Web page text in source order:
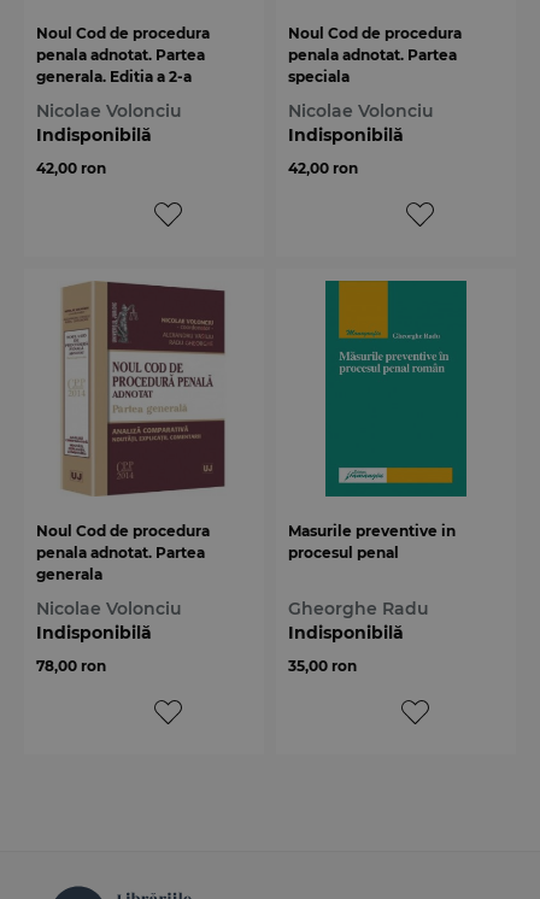
Noul Cod de procedura
penala adnotat. Partea
generala. Editia a 2-a
Nicolae Volonciu
Indisponibilă
42,00 ron
Noul Cod de procedura
penala adnotat. Partea
speciala
Nicolae Volonciu
Indisponibilă
42,00 ron
Noul Cod de procedura
penala adnotat. Partea
generala
Nicolae Volonciu
Indisponibilă
78,00 ron
Masurile preventive in
procesul penal
Gheorghe Radu
Indisponibilă
35,00 ron